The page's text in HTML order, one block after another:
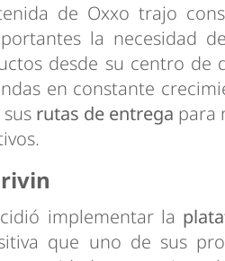
de Oxxo trajo
la necesidad
desde su centro de
en constante
rutas de entrega para
implementar la
que uno de sus